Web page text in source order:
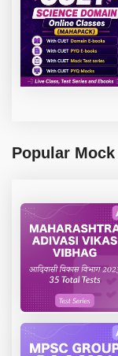
Popular